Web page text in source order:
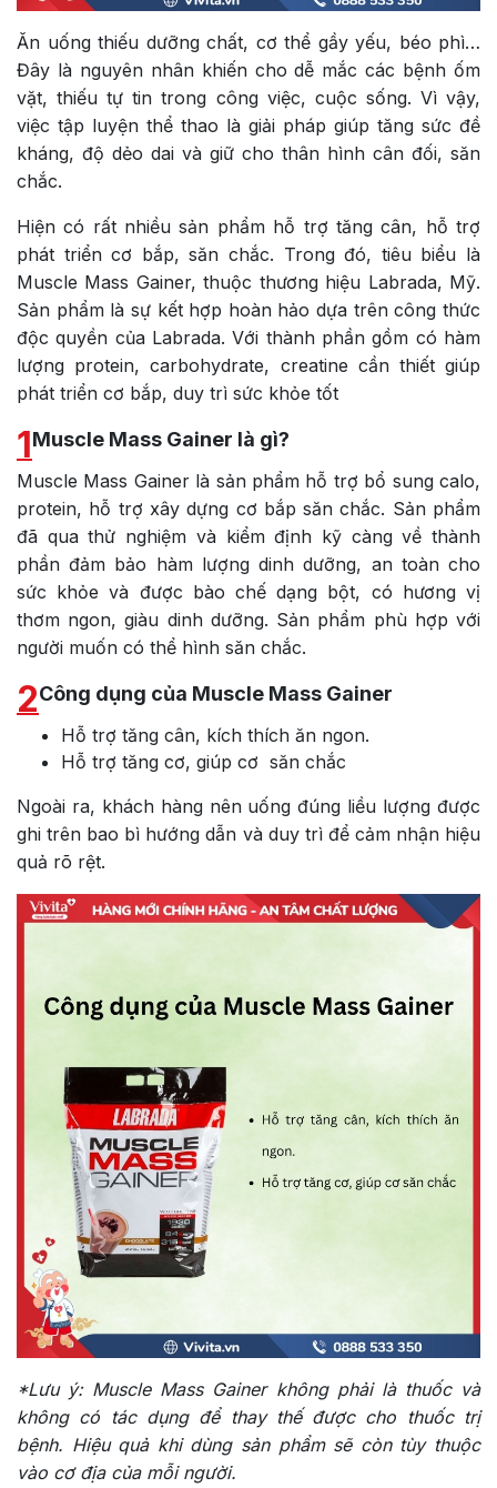
Ăn uống thiếu dưỡng chất, cơ thể gầy yếu, béo phì…
Đây là nguyên nhân khiến cho dễ mắc các bệnh ốm
vặt, thiếu tự tin trong công việc, cuộc sống. Vì vậy,
việc tập luyện thể thao là giải pháp giúp tăng sức đề
kháng, độ dẻo dai và giữ cho thân hình cân đối, săn
chắc.
Hiện có rất nhiều sản phẩm hỗ trợ tăng cân, hỗ trợ
phát triển cơ bắp, săn chắc. Trong đó, tiêu biểu là
Muscle Mass Gainer, thuộc thương hiệu Labrada, Mỹ.
Sản phẩm là sự kết hợp hoàn hảo dựa trên công thức
độc quyền của Labrada. Với thành phần gồm có hàm
lượng protein, carbohydrate, creatine cần thiết giúp
phát triển cơ bắp, duy trì sức khỏe tốt
1Muscle Mass Gainer là gì?
Muscle Mass Gainer là sản phẩm hỗ trợ bổ sung calo,
protein, hỗ trợ xây dựng cơ bắp săn chắc. Sản phẩm
đã qua thử nghiệm và kiểm định kỹ càng về thành
phần đảm bảo hàm lượng dinh dưỡng, an toàn cho
sức khỏe và được bào chế dạng bột, có hương vị
thơm ngon, giàu dinh dưỡng. Sản phẩm phù hợp với
người muốn có thể hình săn chắc.
2Công dụng của Muscle Mass Gainer
Hỗ trợ tăng cân, kích thích ăn ngon.
Hỗ trợ tăng cơ, giúp cơ săn chắc
Ngoài ra, khách hàng nên uống đúng liều lượng được
ghi trên bao bì hướng dẫn và duy trì để cảm nhận hiệu
quả rõ rệt.
*Lưu ý:Muscle Mass Gainer không phải là thuốc và
không có tác dụng để thay thế được cho thuốc trị
bệnh. Hiệu quả khi dùng sản phẩm sẽ còn tùy thuộc
vào cơ địa của mỗi người.